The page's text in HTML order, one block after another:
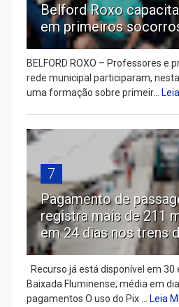
Belford Roxo
em primeiros
BELFORD ROXO – Professores e
rede municipal participaram,
uma formação sobre primeir...
7
Pagamento de
registra mais de 211
em 24 dias nos trens
Recurso já está disponível em 30
Baixada Fluminense; média em
pagamentos O uso do Pix ... Leia